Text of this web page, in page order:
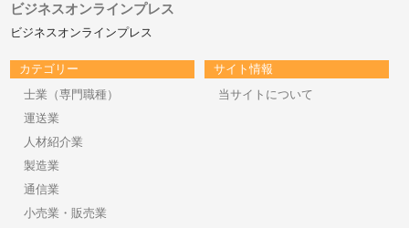
ビジネスオンラインプレス
ビジネスオンラインプレス
カテゴリー
士業（専門職種）
運送業
人材紹介業
製造業
通信業
小売業・販売業
サイト情報
当サイトについて